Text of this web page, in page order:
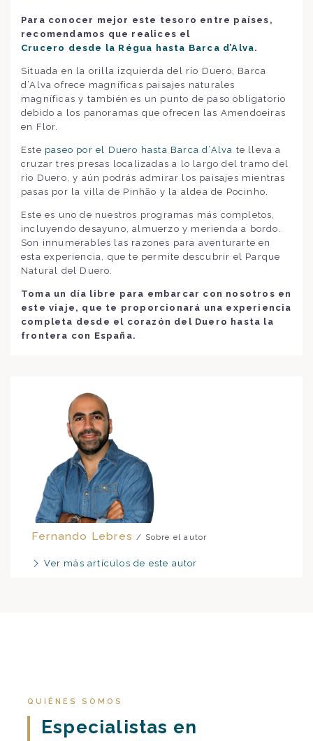
Para conocer mejor este tesoro entre países,
recomendamos que realices el
Crucero desde la Régua hasta Barca d’Alva.
Situada en la orilla izquierda del río Duero, Barca
d’Alva ofrece magníficas paisajes naturales
magníficas y también es un punto de paso obligatorio
debido a los panoramas que ofrecen las Amendoeiras
en Flor.
Este paseo por el Duero hasta Barca d’Alva te lleva a
cruzar tres presas localizadas a lo largo del tramo del
río Duero, y aún podrás admirar los paisajes mientras
pasas por la villa de Pinhão y la aldea de Pocinho.
Este es uno de nuestros programas más completos,
incluyendo desayuno, almuerzo y merienda a bordo.
Son innumerables las razones para aventurarte en
esta experiencia, que te permite descubrir el Parque
Natural del Duero.
Toma un día libre para embarcar con nosotros en
este viaje, que te proporcionará una experiencia
completa desde el corazón del Duero hasta la
frontera con España.
Fernando Lebres / Sobre el autor
Ver más artículos de este autor
QUIÉNES SOMOS
Especialistas en